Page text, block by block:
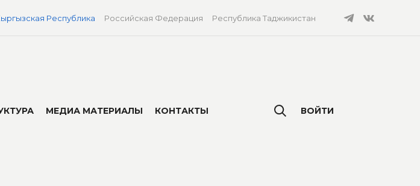
Республика Российская Федерация Республика Таджикистан
МЕДИА МАТЕРИАЛЫ КОНТАКТЫ ВОЙТИ